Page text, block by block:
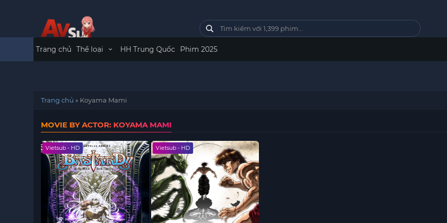
Trang chủ Thể loại HH Trung Quốc Phim 2025
Trang chủ » Koyama Mami
MOVIE BY ACTOR: KOYAMA MAMI
Vietsub - HD Vietsub - HD